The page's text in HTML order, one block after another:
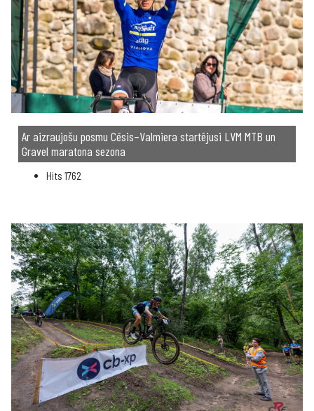
Ar aizraujošu posmu Cēsis–Valmiera startējusi LVM MTB un
Gravel maratona sezona
Hits 1762